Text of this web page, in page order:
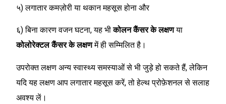
५) लगातार कमज़ोरी या थकान महसूस होना और
६) बिना कारण वजन घटना, यह भीकोलन कैंसर के लक्षणया
कोलोरेक्टल कैंसर के लक्षणमें ही सम्मिलित है।
उपरोक्त लक्षण अन्य स्वास्थ्य समस्याओं से भी जुड़े हो सकते हैं, लेकिन
यदि यह लक्षण आप लगातार महसूस करें, तो हेल्थ प्रोफ़ेशनल से सलाह
अवश्य लें।